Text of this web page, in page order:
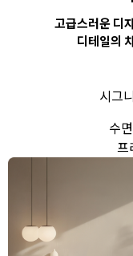
고급스러운 디
디테일의
시그
수
프